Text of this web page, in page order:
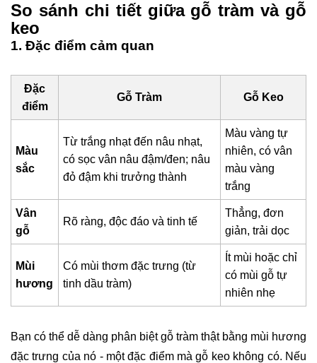
So sánh chi tiết giữa gỗ tràm và gỗ
keo
1. Đặc điểm cảm quan
Đặc
điểm
Gỗ Tràm Gỗ Keo
Màu
sắc
Từ trắng nhạt đến nâu nhạt,
có sọc vân nâu đậm/đen; nâu
đỏ đậm khi trưởng thành
Màu vàng tự
nhiên, có vân
màu vàng
trắng
Vân
gỗ
Rõ ràng, độc đáo và tinh tế
Thẳng, đơn
giản, trải dọc
Mùi
hương
Có mùi thơm đặc trưng (từ
tinh dầu tràm)
Ít mùi hoặc chỉ
có mùi gỗ tự
nhiên nhẹ
Bạn có thể dễ dàng phân biệt gỗ tràm thật bằng mùi hương
đặc trưng của nó - một đặc điểm mà gỗ keo không có. Nếu